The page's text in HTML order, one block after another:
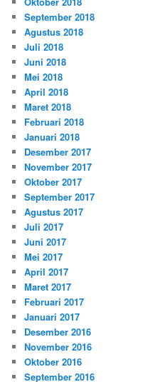
September 2018
Agustus 2018
Juli 2018
Juni 2018
Mei 2018
April 2018
Maret 2018
Februari 2018
Januari 2018
Desember 2017
November 2017
Oktober 2017
September 2017
Agustus 2017
Juli 2017
Juni 2017
Mei 2017
April 2017
Maret 2017
Februari 2017
Januari 2017
Desember 2016
November 2016
Oktober 2016
September 2016